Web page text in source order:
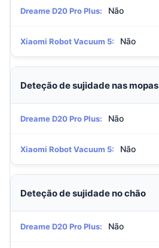
Dreame D20 Pro Plus: Não
Xiaomi Robot Vacuum 5: Não
Deteção de sujidade nas mopas
Dreame D20 Pro Plus: Não
Xiaomi Robot Vacuum 5: Não
Deteção de sujidade no chão
Dreame D20 Pro Plus: Não